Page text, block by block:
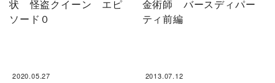
2020.05.27 2013.07.12